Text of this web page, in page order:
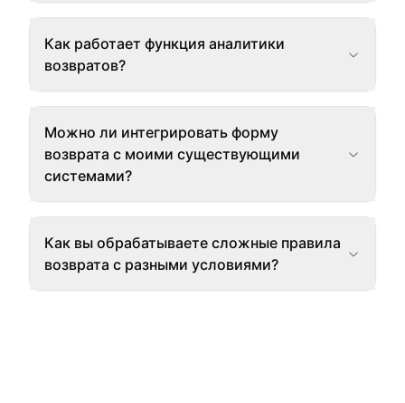
Как работает функция аналитики
возвратов?
Можно ли интегрировать форму
возврата с моими существующими
системами?
Как вы обрабатываете сложные правила
возврата с разными условиями?